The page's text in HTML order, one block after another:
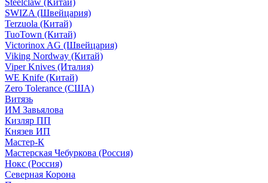
Steelclaw (Китай)
SWIZA (Швейцария)
Terzuola (Китай)
TuoTown (Китай)
Victorinox AG (Швейцария)
Viking Nordway (Китай)
Viper Knives (Италия)
WE Knife (Китай)
Zero Tolerance (США)
Витязь
ИМ Завьялова
Кизляр ПП
Князев ИП
Мастер-К
Мастерская Чебуркова (Россия)
Нокс (Россия)
Северная Корона